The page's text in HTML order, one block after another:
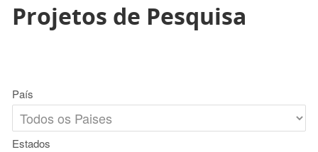
Projetos de Pesquisa
País
Estados